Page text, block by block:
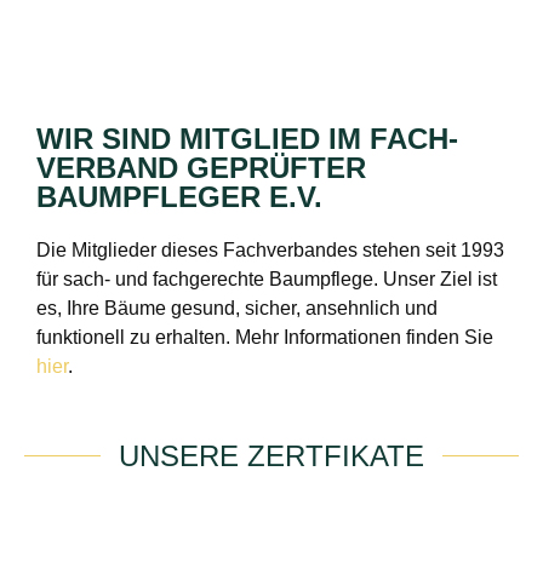
WIR SIND MITGLIED IM FACH­
VERBAND GEPRÜFTER
BAUMPFLEGER E.V.
Die Mitglieder dieses Fachverbandes stehen seit 1993
für sach- und fachgerechte Baumpflege. Unser Ziel ist
es, Ihre Bäume gesund, sicher, ansehnlich und
funktionell zu erhalten. Mehr Informationen finden Sie
hier.
UNSERE ZERTFIKATE